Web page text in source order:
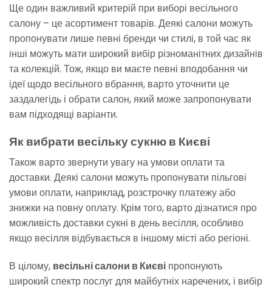
Ще один важливий критерій при виборі весільного
салону – це асортимент товарів. Деякі салони можуть
пропонувати лише певні бренди чи стилі, в той час як
інші можуть мати широкий вибір різноманітних дизайнів
та колекцій. Тож, якщо ви маєте певні вподобання чи
ідеї щодо весільного вбрання, варто уточнити це
заздалегідь і обрати салон, який може запропонувати
вам підходящі варіанти.
Як вибрати весільку сукню в Києві
Також варто звернути увагу на умови оплати та
доставки. Деякі салони можуть пропонувати пільгові
умови оплати, наприклад, розстрочку платежу або
знижки на повну оплату. Крім того, варто дізнатися про
можливість доставки сукні в день весілля, особливо
якщо весілля відбувається в іншому місті або регіоні.
В цілому, весільні салони в Києві пропонують
широкий спектр послуг для майбутніх наречених, і вибір